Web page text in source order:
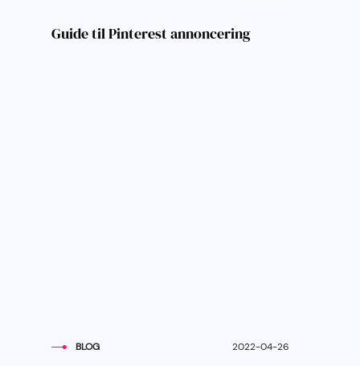
Guide til Pinterest annoncering
BLOG 2022-04-26